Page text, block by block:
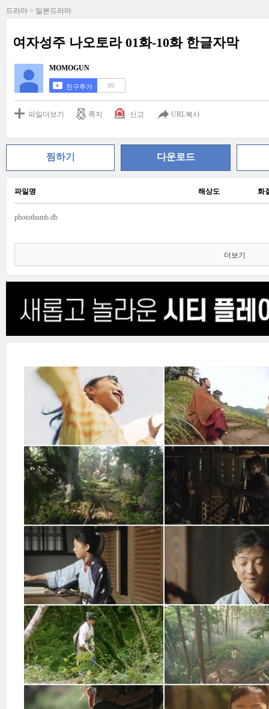
드라마 > 일본드라마
여자성주 나오토라 01화-10화 한글자막
MOMOGUN
친구추가 99
파일더보기 쪽지 신고 URL복사
찜하기 다운로드
파일명 해상도 화
photothumb.db
더보기